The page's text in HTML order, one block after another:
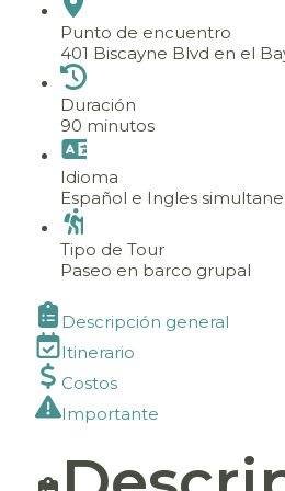
Punto de encuentro
401 Biscayne Blvd en el
Duración
90 minutos
Idioma
Español e Ingles
Tipo de Tour
Paseo en barco grupal
Descripción general
Itinerario
Costos
Importante